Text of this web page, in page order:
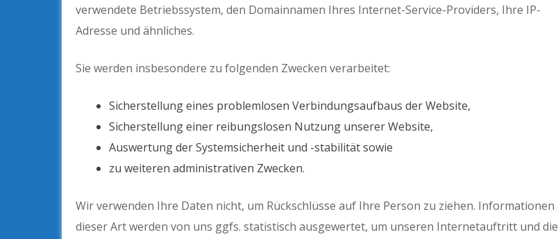
verwendete Betriebssystem, den Domainnamen Ihres Internet-Service-Providers, Ihre IP-
Adresse und ähnliches.
Sie werden insbesondere zu folgenden Zwecken verarbeitet:
Sicherstellung eines problemlosen Verbindungsaufbaus der Website,
Sicherstellung einer reibungslosen Nutzung unserer Website,
Auswertung der Systemsicherheit und -stabilität sowie
zu weiteren administrativen Zwecken.
Wir verwenden Ihre Daten nicht, um Rückschlüsse auf Ihre Person zu ziehen. Informationen
dieser Art werden von uns ggfs. statistisch ausgewertet, um unseren Internetauftritt und die